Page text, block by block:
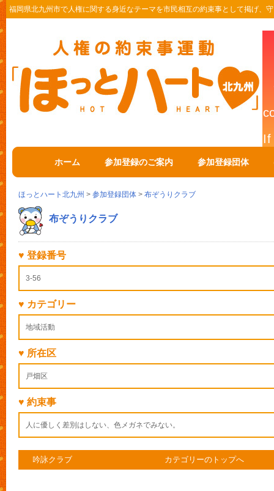
福岡県北九州市で人権に関する身近なテーマを市民相互の約束事として掲げ、
ホーム 参加登録のご案内 参加登録団体
ほっとハート北九州 > 参加登録団体 > 布ぞうりクラブ
布ぞうりクラブ
♥ 登録番号
3-56
♥ カテゴリー
地域活動
♥ 所在区
戸畑区
♥ 約束事
人に優しく差別はしない、色メガネでみない。
吟詠クラブ カテゴリーのトップへ